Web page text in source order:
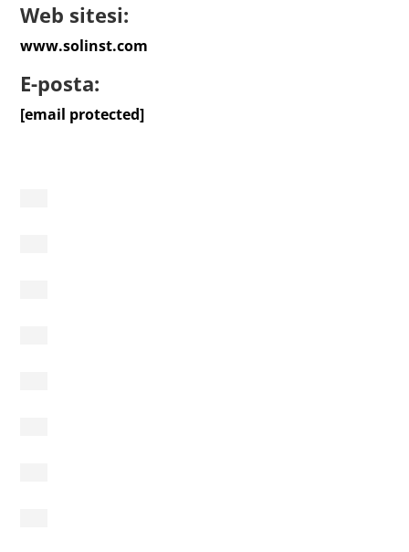
Web sitesi:
www.solinst.com
E-posta:
[email protected]